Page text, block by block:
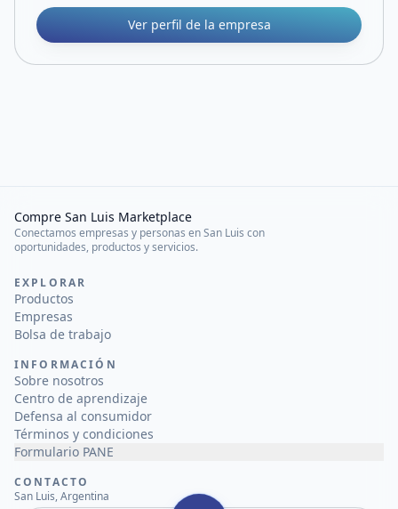
Ver perfil de la empresa
Compre San Luis Marketplace
Conectamos empresas y personas en San Luis con
oportunidades, productos y servicios.
EXPLORAR
Productos
Empresas
Bolsa de trabajo
INFORMACIÓN
Sobre nosotros
Centro de aprendizaje
Defensa al consumidor
Términos y condiciones
Formulario PANE
CONTACTO
San Luis, Argentina